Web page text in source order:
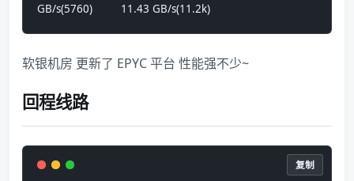
GB/s(5760)         11.43 GB/s(11.2k)
软银机房 更新了 EPYC 平台 性能强不少~
回程线路
复制